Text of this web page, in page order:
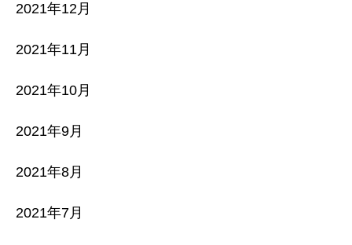
2021年12月
2021年11月
2021年10月
2021年9月
2021年8月
2021年7月